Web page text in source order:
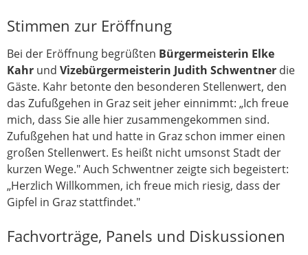
Stimmen zur Eröffnung
Bei der Eröffnung begrüßten Bürgermeisterin Elke
Kahr und Vizebürgermeisterin Judith Schwentner die
Gäste. Kahr betonte den besonderen Stellenwert, den
das Zufußgehen in Graz seit jeher einnimmt: „Ich freue
mich, dass Sie alle hier zusammengekommen sind.
Zufußgehen hat und hatte in Graz schon immer einen
großen Stellenwert. Es heißt nicht umsonst Stadt der
kurzen Wege." Auch Schwentner zeigte sich begeistert:
„Herzlich Willkommen, ich freue mich riesig, dass der
Gipfel in Graz stattfindet."
Fachvorträge, Panels und Diskussionen